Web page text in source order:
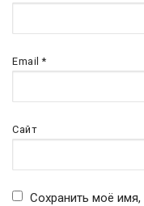
Email*
Сайт
Сохранить моё имя,